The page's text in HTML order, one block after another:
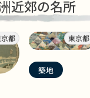
近郊の名所
都 東京都
築地